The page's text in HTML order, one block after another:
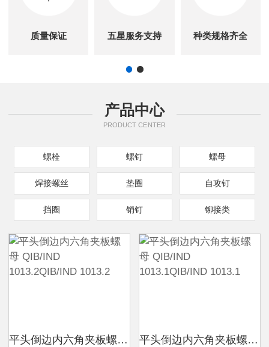
质量保证 五星服务支持 种类规格齐全
产品中心
PRODUCT CENTER
螺栓 螺钉 螺母
焊接螺丝 垫圈 自攻钉
挡圈 销钉 铆接类
平头倒边内六角夹板螺母 QIB/IND 1013.2QIB/IND 1013.2 平头倒边内六角夹板螺母 QIB/IND 1013.1QIB/IND 1013.1